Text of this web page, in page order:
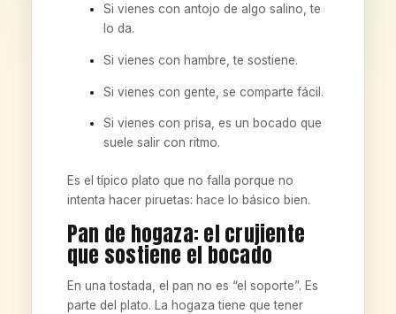
Si vienes con antojo de algo salino, te
lo da.
Si vienes con hambre, te sostiene.
Si vienes con gente, se comparte fácil.
Si vienes con prisa, es un bocado que
suele salir con ritmo.
Es el típico plato que no falla porque no
intenta hacer piruetas: hace lo básico bien.
Pan de hogaza: el crujiente
que sostiene el bocado
En una tostada, el pan no es “el soporte”. Es
parte del plato. La hogaza tiene que tener